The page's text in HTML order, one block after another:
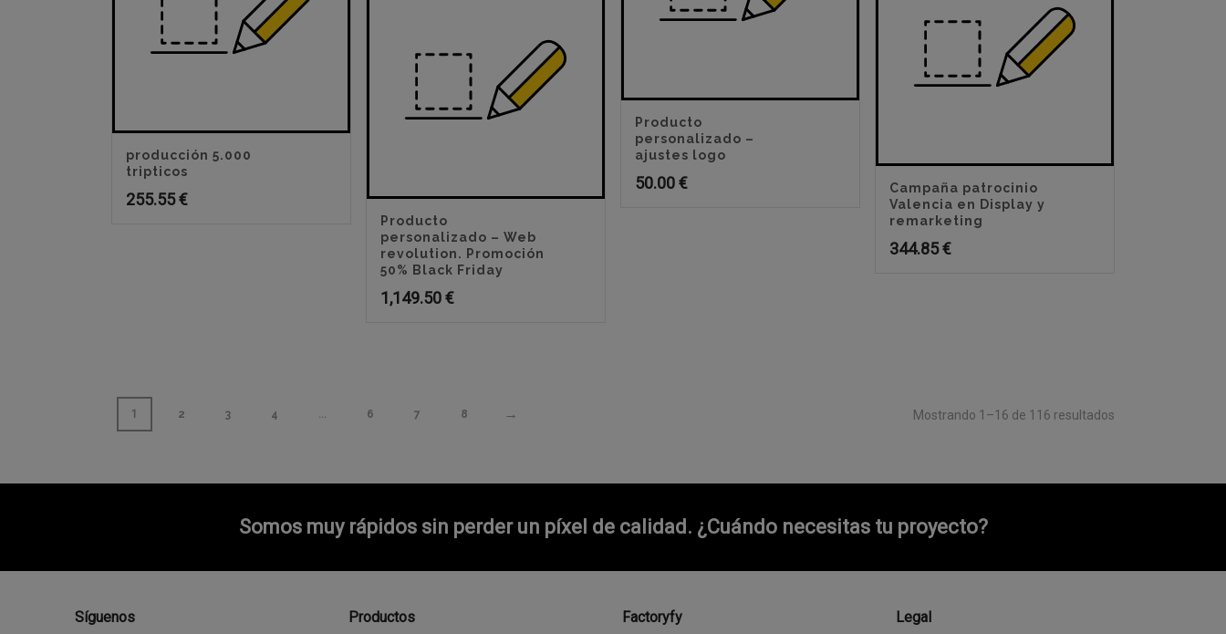
Producto
personalizado –
ajustes logo
50.00€
producción 5.000
tripticos
255.55€
Campaña patrocinio
Valencia en Display y
remarketing
344.85€
Producto
personalizado – Web
revolution. Promoción
50% Black Friday
1,149.50€
1 2 3 4 … 6 7 8 → Mostrando 1–16 de 116 resultados
Somos muy rápidos sin perder un píxel de calidad. ¿Cuándo necesitas tu proyecto?
Síguenos Productos Factoryfy Legal